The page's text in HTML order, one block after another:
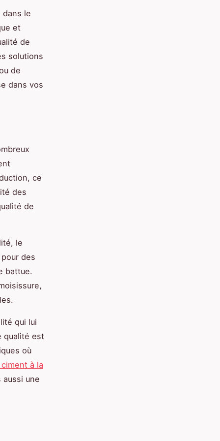
dans le
et
de
solutions
de
dans vos
ce
des
de
le
des
battue.
qui lui
qualité est
où
à la
une